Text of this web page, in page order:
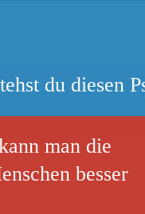
du diesen
man die
besser